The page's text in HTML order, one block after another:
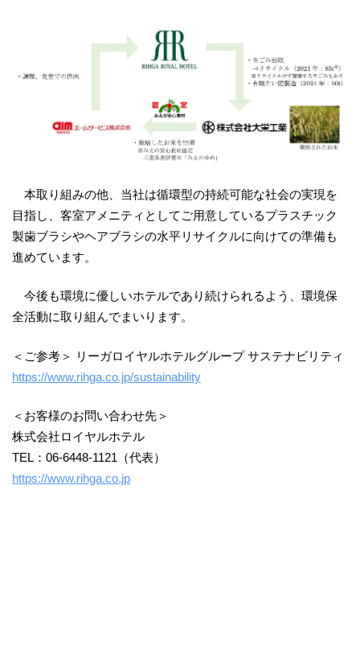
本取り組みの他、当社は循環型の持続可能な社会の実現を
目指し、客室アメニティとしてご用意しているプラスチック
製歯ブラシやヘアブラシの水平リサイクルに向けての準備も
進めています。
今後も環境に優しいホテルであり続けられるよう、環境保
全活動に取り組んでまいります。
＜ご参考＞ リーガロイヤルホテルグループ サステナビリティ
https://www.rihga.co.jp/sustainability
＜お客様のお問い合わせ先＞
株式会社ロイヤルホテル
TEL：06-6448-1121（代表）
https://www.rihga.co.jp